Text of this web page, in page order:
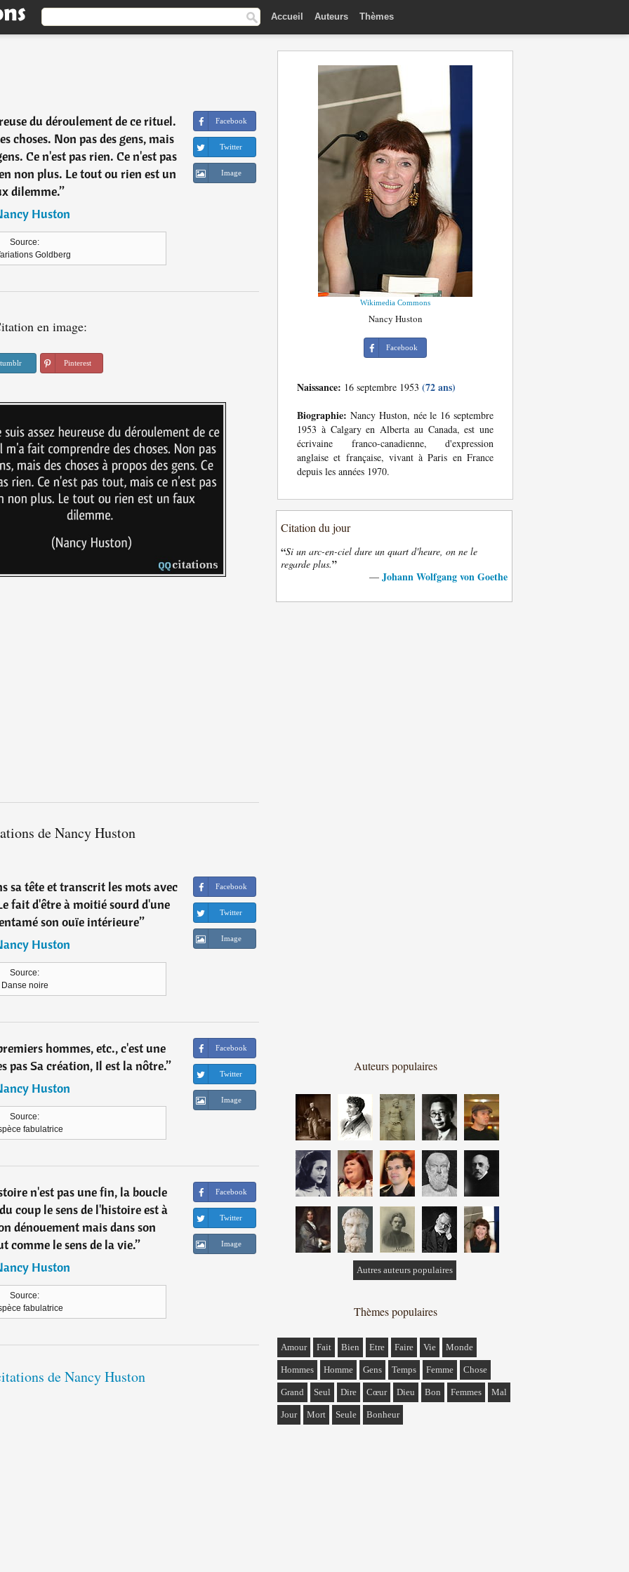
Accueil Auteurs Thèmes
du déroulement de ce rituel.
choses. Non pas des gens, mais
Ce n'est pas rien. Ce n'est pas
non plus. Le tout ou rien est un
dilemme.”
Huston
Source:
Goldberg
Facebook
Twitter
Image
en image:
tumblr Pinterest
de Nancy Huston
sa tête et transcrit les mots avec
fait d'être à moitié sourd d'une
son ouïe intérieure”
Huston
Source:
Danse noire
Facebook
Twitter
Image
hommes, etc., c'est une
pas Sa création, Il est la nôtre.”
Huston
Source:
fabulatrice
Facebook
Twitter
Image
n'est pas une fin, la boucle
coup le sens de l'histoire est à
dénouement mais dans son
comme le sens de la vie.”
Huston
Source:
fabulatrice
Facebook
Twitter
Image
de Nancy Huston
Wikimedia Commons
Nancy Huston
Facebook
Naissance: 16 septembre 1953 (72 ans)
Biographie: Nancy Huston, née le 16 septembre
1953 à Calgary en Alberta au Canada, est une
écrivaine franco-canadienne, d'expression
anglaise et française, vivant à Paris en France
depuis les années 1970.
Citation du jour
“Si un arc-en-ciel dure un quart d'heure, on ne le
regarde plus.”
— Johann Wolfgang von Goethe
Auteurs populaires
Autres auteurs populaires
Thèmes populaires
Amour Fait Bien Etre Faire Vie Monde
Hommes Homme Gens Temps Femme Chose
Grand Seul Dire Cœur Dieu Bon Femmes Mal
Jour Mort Seule Bonheur